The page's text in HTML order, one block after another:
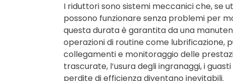
I riduttori sono sistemi meccanici che, se
possono funzionare senza problemi per
questa durata è garantita da una
operazioni di routine come lubrificazione,
collegamenti e monitoraggio delle
trascurate, l’usura degli ingranaggi, i
perdite di efficienza diventano inevitabili.